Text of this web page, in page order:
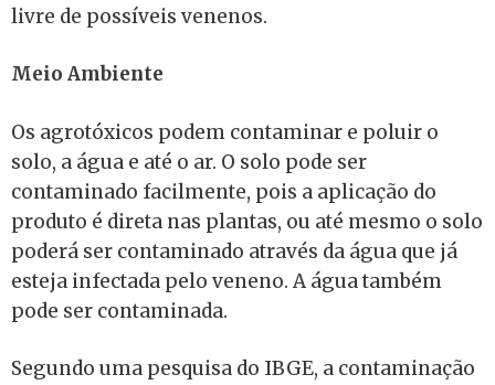
livre de possíveis venenos.
Meio Ambiente
Os agrotóxicos podem contaminar e poluir o
solo, a água e até o ar. O solo pode ser
contaminado facilmente, pois a aplicação do
produto é direta nas plantas, ou até mesmo o solo
poderá ser contaminado através da água que já
esteja infectada pelo veneno. A água também
pode ser contaminada.
Segundo uma pesquisa do IBGE, a contaminação